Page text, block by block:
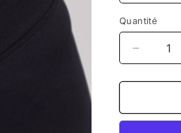
Quantité
Réduire
la
quantité
OP